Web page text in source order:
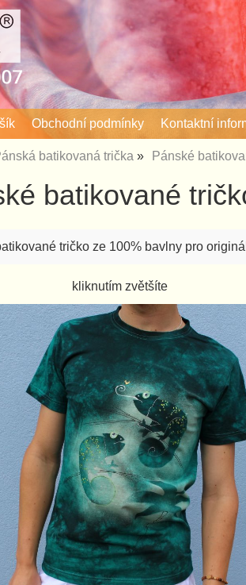
Obchodní podmínky Kontaktní
batikovaná trička Pánské
batikované
tričko ze 100% bavlny pro
kliknutím zvětšíte